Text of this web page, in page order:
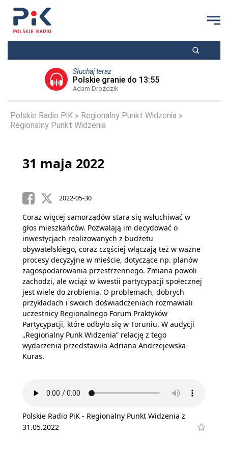
Słuchaj teraz
Polskie granie do 13:55
Adam Droździk
Polskie Radio PiK
Regionalny Punkt Widzenia
Regionalny Punkt Widzenia
31 maja 2022
2022-05-30
Coraz więcej samorządów stara się wsłuchiwać w
głos mieszkańców. Pozwalają im decydować o
inwestycjach realizowanych z budżetu
obywatelskiego, coraz częściej włączają też w ważne
procesy decyzyjne w mieście, dotyczące np. planów
zagospodarowania przestrzennego. Zmiana powoli
zachodzi, ale wciąż w kwestii partycypacji społecznej
jest wiele do zrobienia. O problemach, dobrych
przykładach i swoich doświadczeniach rozmawiali
uczestnicy Regionalnego Forum Praktyków
Partycypacji, które odbyło się w Toruniu. W audycji
„Regionalny Punk Widzenia” relację z tego
wydarzenia przedstawiła Adriana Andrzejewska-
Kuras.
Polskie Radio PiK - Regionalny Punkt Widzenia z
31.05.2022